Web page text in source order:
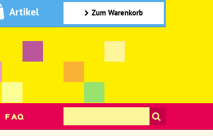
Artikel Zum Warenkorb
FAQ